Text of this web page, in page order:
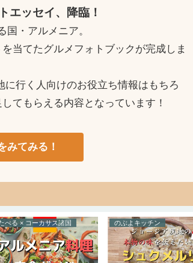
エッセイ、降臨！
国・アルメニア。
当てたグルメフォトブックが完成しま
行く人向けのお役立ち情報はもちろ
てもらえる内容となっています！
みてみる！
べる × コーカサス諸国 のぶよキッチン